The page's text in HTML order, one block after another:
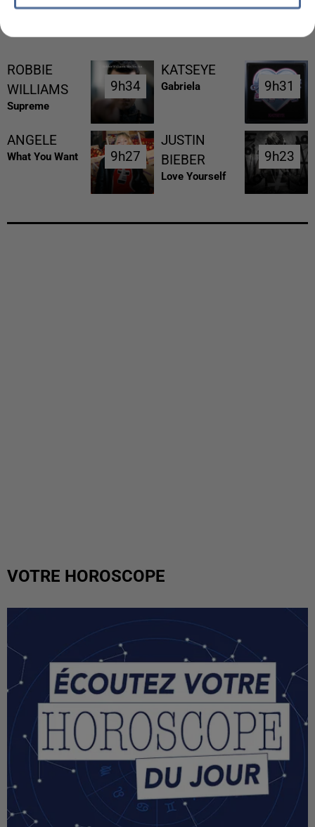
ROBBIE
WILLIAMS
Supreme
9h34
9h34
KATSEYE
Gabriela 9h31
9h31
ANGELE
What You Want 9h27
9h27
JUSTIN
BIEBER
Love Yourself
9h23
9h23
VOTRE HOROSCOPE